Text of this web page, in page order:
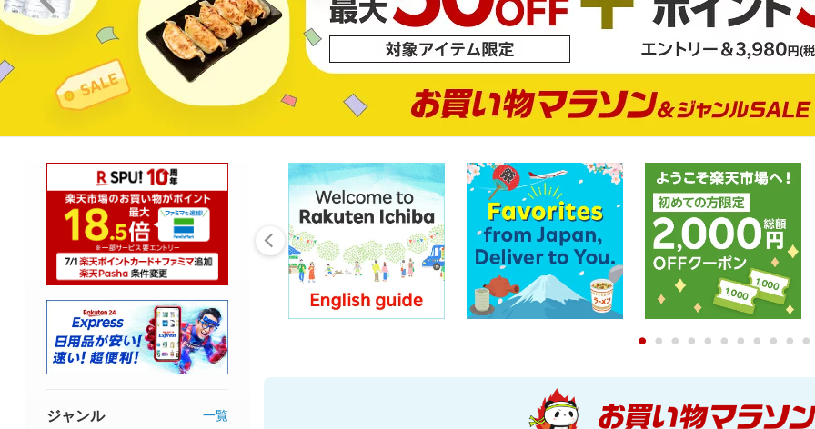
0 1 2 3 4 5 6 7 8 9
ジャンル 一覧